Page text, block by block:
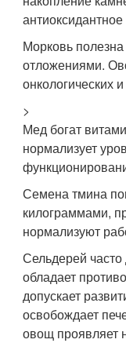
Морковь
отложениями.
онкологических
>
Мед богат
нормализует
Семена тмина
килограммами,
нормализуют
Сельдерей
обладает
допускает
освобождает
овощ проявляет